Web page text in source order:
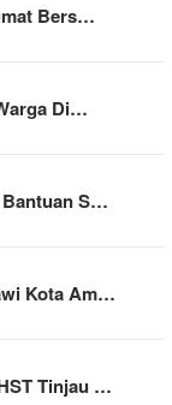
Bers…
Di…
Bantuan S…
Kota Am…
Tinjau …